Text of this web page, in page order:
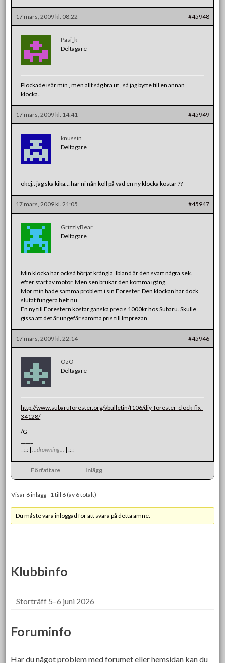
17 mars, 2009 kl. 08:22 #45948
Pasi_k
Deltagare
Plockade isär min , men allt såg bra ut , så jag bytte till en annan
klocka..
17 mars, 2009 kl. 14:41 #45949
knussin
Deltagare
okej.. jag ska kika… har ni nån koll på vad en ny klocka kostar ??
17 mars, 2009 kl. 21:05 #45947
GrizzlyBear
Deltagare
Min klocka har också börjat krångla. Ibland är den svart några sek.
efter start av motor. Men sen brukar den komma igång.
Mor min hade samma problem i sin Forester. Den klockan har dock
slutat fungera helt nu.
En ny till Forestern kostar ganska precis 1000kr hos Subaru. Skulle
gissa att det är ungefär samma pris till Imprezan.
17 mars, 2009 kl. 22:14 #45946
OzO
Deltagare
http://www.subaruforester.org/vbulletin/f106/diy-forester-clock-fix-
34128/
/G
:::: | …drowning… | ::::
Författare Inlägg
Visar 6 inlägg - 1 till 6 (av 6 totalt)
Du måste vara inloggad för att svara på detta ämne.
Klubbinfo
Storträff 5–6 juni 2026
Foruminfo
Har du något problem med forumet eller hemsidan kan du